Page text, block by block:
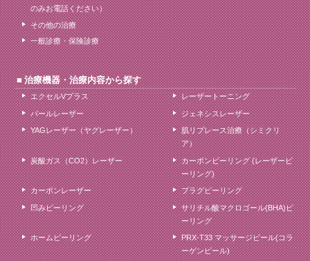
のみお電話ください）
その他の治療
一般診療・保険診療
治療機器・治療内容から探す
エクセルVプラス レーザートーニング
パールレーザー ジェネシスレーザー
YAGレーザー（ヤグレーザー）
肌リプレース治療（シミクリ
ア）
炭酸ガス（CO2）レーザー
カーボンピーリング (レーザーピ
ーリング)
カーボンレーザー プラグピーリング
凹みピーリング
サリチル酸マクロゴール(BHA)ピ
ーリング
ホームピーリング
PRX-T33 マッサージピール(コラ
ーゲンピール)